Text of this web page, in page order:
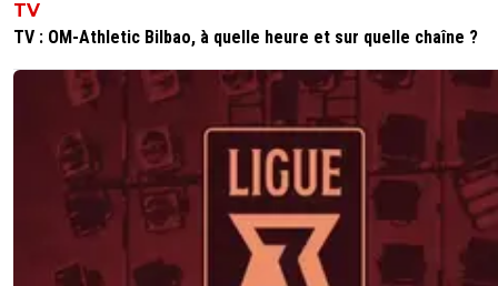
TV
TV : OM-Athletic Bilbao, à quelle heure et sur quelle chaîne ?